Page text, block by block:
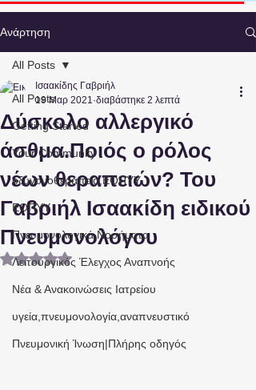
Ανάρτηση
All Posts
Getting Started
Your Community
οξυγονοθεραπεία,ΕΟΠΥΥ
ΕΟΠΥΥ
Πνευμονολογικά Νοσήματα
Λειτουργικός Έλεγχος Αναπνοής
Νέα & Ανακοινώσεις Ιατρείου
υγεία,πνευμονολογία,αναπνευστικό
Πνευμονική Ίνωση|Πλήρης οδηγός
All Posts
Δύσκολο αλλεργικό
άσθμα.Ποιός ο ρόλος
νέων θεραπειών? Του
Γαβριήλ Ισαακίδη ειδικού
Πνευμονολόγου
Ισαακίδης Γαβριήλ
19 Μαρ 2021 διαβάστηκε 2 λεπτά
Βαθμολογήθηκε με NaN από 5 αστέρια.